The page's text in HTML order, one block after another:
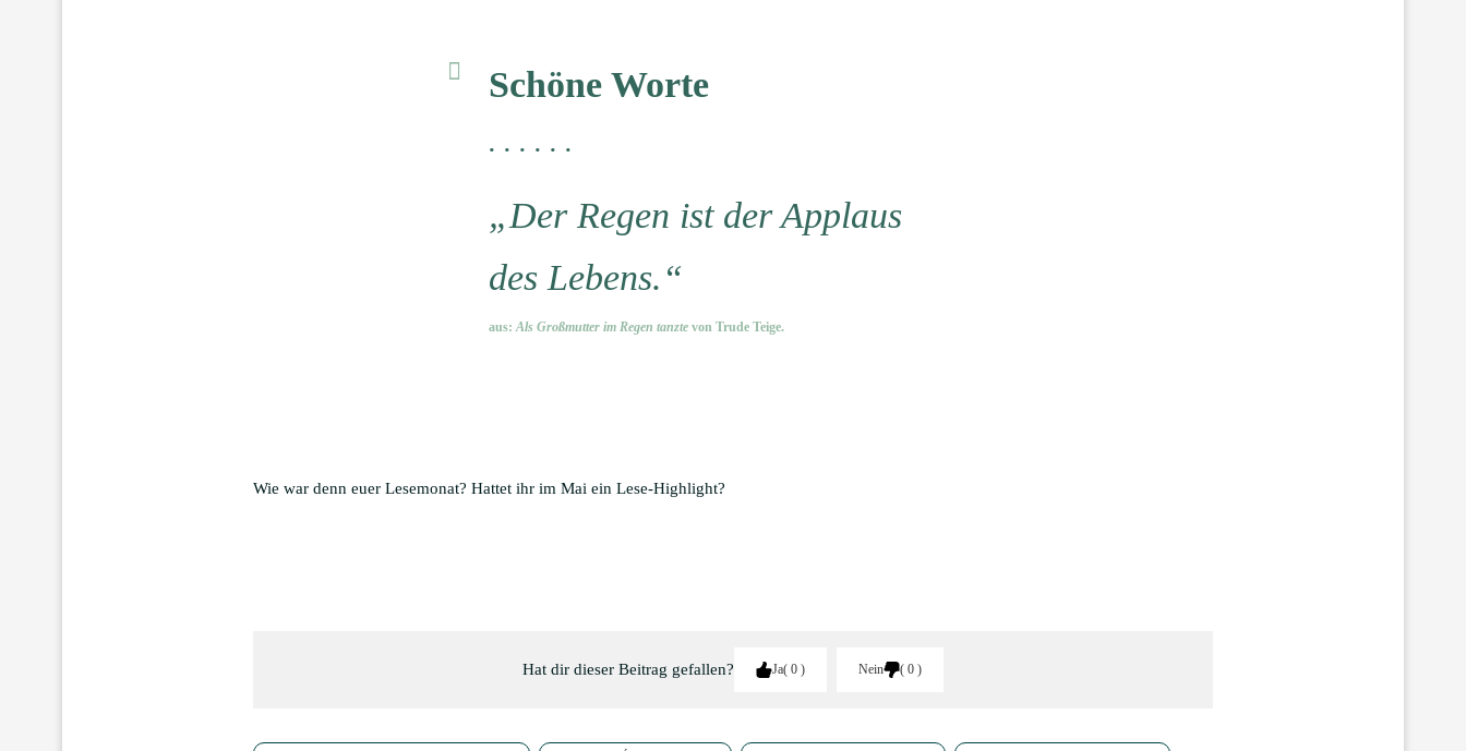
Schöne Worte
. . . . . .
„Der Regen ist der Applaus
des Lebens.“
aus: Als Großmutter im Regen tanzte von Trude Teige.
Wie war denn euer Lesemonat? Hattet ihr im Mai ein Lese-Highlight?
Hat dir dieser Beitrag gefallen? Ja 0 Nein 0